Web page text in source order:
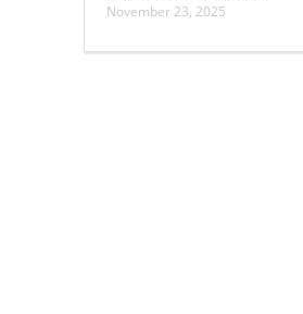
November 23, 2025